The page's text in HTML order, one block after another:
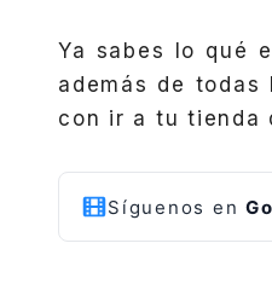
Ya sabes lo qué
además de
con ir a tu tienda
Síguenos en